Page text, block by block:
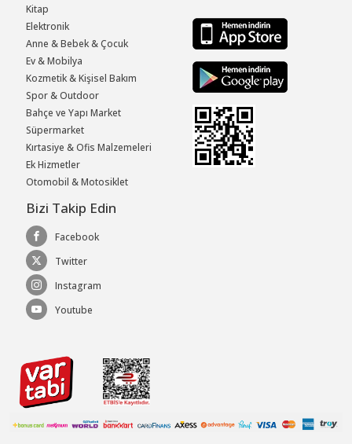
Kitap
Elektronik
Anne & Bebek & Çocuk
Ev & Mobilya
Kozmetik & Kişisel Bakım
Spor & Outdoor
Bahçe ve Yapı Market
Süpermarket
Kırtasiye & Ofis Malzemeleri
Ek Hizmetler
Otomobil & Motosiklet
Bizi Takip Edin
Facebook
Twitter
Instagram
Youtube